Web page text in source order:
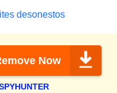
desonestos
Now